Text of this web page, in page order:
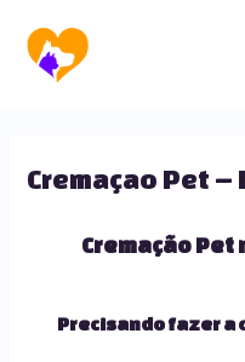
para
conteúdo
Cremaçao Pet –
Cremação
Precisando fazer a